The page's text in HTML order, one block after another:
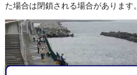
た場合は閉鎖される場合があります。